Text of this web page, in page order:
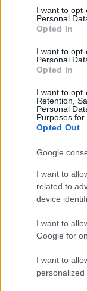
consent section.
I want to
Personal
Opted In
I want to
Personal
Opted In
I want to
Retention,
Personal
Purposes for
Opted Out
Google
I want to
related to
device
I want to
Google for
I want to
personalized
Utolsóhoz
horrorfilmek
Arra a
világát
válaszolt: "Ezt
effektekben.
zajlik a próba,
ilyenkor
ott tartunk,
élvezhetővé
de tényleg
Rába Roland
a
megkeresés,
Rékávalrészt